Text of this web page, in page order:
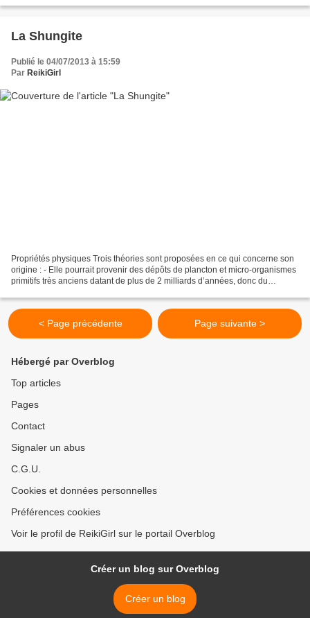
La Shungite
Publié le 04/07/2013 à 15:59
Par ReikiGirl
Propriétés physiques Trois théories sont proposées en ce qui concerne son
origine : - Elle pourrait provenir des dépôts de plancton et micro-organismes
primitifs très anciens datant de plus de 2 milliards d’années, donc du
< Page précédente Page suivante >
Hébergé par Overblog
Top articles
Pages
Contact
Signaler un abus
C.G.U.
Cookies et données personnelles
Préférences cookies
Voir le profil de ReikiGirl sur le portail Overblog
Créer un blog sur Overblog
Créer un blog